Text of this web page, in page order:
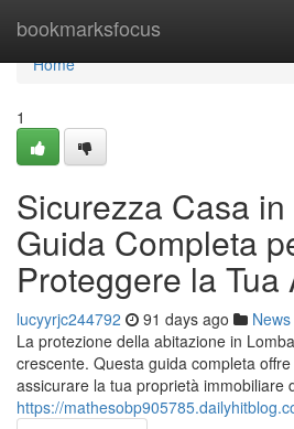
bookmarksfocus
Home
Home
1
Sicurezza Casa
Guida Completa
Proteggere la Tua
lucyyrjc244792 91 days ago News
La protezione della abitazione in
crescente. Questa guida completa
assicurare la tua proprietà immobiliare
https://